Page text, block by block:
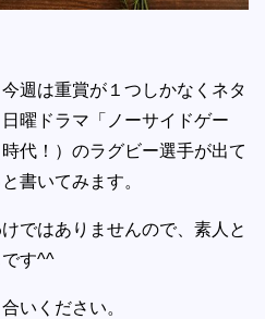
週は重賞が１つしかなくネタ
曜ドラマ「ノーサイドゲー
代！）のラグビー選手が出て
書いてみます。
ではありませんので、素人と
す^^
いください。